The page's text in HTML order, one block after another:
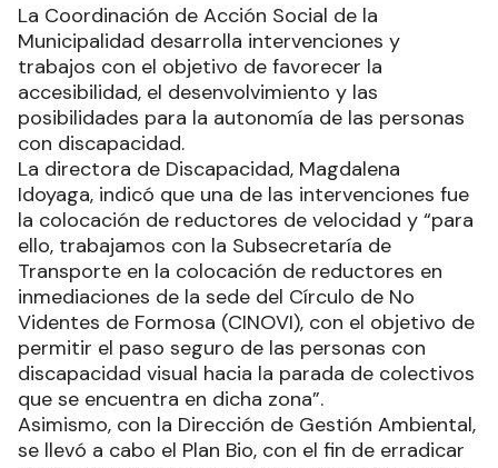
La Coordinación de Acción Social de la
Municipalidad desarrolla intervenciones y
trabajos con el objetivo de favorecer la
accesibilidad, el desenvolvimiento y las
posibilidades para la autonomía de las personas
con discapacidad.
La directora de Discapacidad, Magdalena
Idoyaga, indicó que una de las intervenciones fue
la colocación de reductores de velocidad y “para
ello, trabajamos con la Subsecretaría de
Transporte en la colocación de reductores en
inmediaciones de la sede del Círculo de No
Videntes de Formosa (CINOVI), con el objetivo de
permitir el paso seguro de las personas con
discapacidad visual hacia la parada de colectivos
que se encuentra en dicha zona”.
Asimismo, con la Dirección de Gestión Ambiental,
se llevó a cabo el Plan Bio, con el fin de erradicar